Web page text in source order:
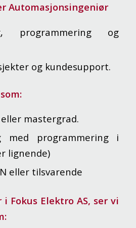
Automasjonsingeniør
programmering og
og kundesupport.
mastergrad.
med programmering i
lignende)
eller tilsvarende
Fokus Elektro AS, ser vi